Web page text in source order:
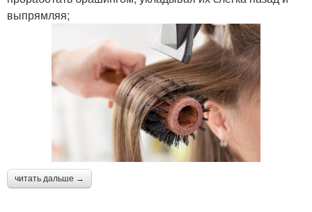
выпрямляя;
читать дальше →